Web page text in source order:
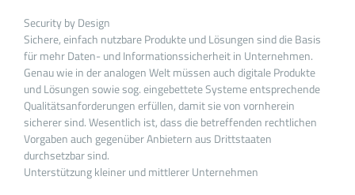
Security by Design
Sichere, einfach nutzbare Produkte und Lösungen sind die Basis
für mehr Daten- und Informationssicherheit in Unternehmen.
Genau wie in der analogen Welt müssen auch digitale Produkte
und Lösungen sowie sog. eingebettete Systeme entsprechende
Qualitätsanforderungen erfüllen, damit sie von vornherein
sicherer sind. Wesentlich ist, dass die betreffenden rechtlichen
Vorgaben auch gegenüber Anbietern aus Drittstaaten
durchsetzbar sind.
Unterstützung kleiner und mittlerer Unternehmen